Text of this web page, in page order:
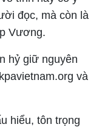
đọc, mà còn là
Vương.
hỷ giữ nguyên
và
hiểu, tôn trọng